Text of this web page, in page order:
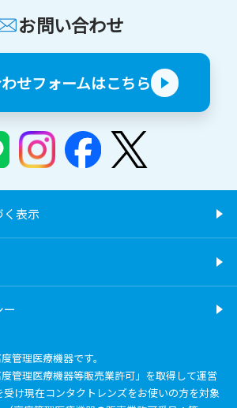
お問い合わせ
せフォームはこちら
く表示
管理医療機器です。
管理医療機器等販売業許可」を取得して運営
け現在コンタクトレンズをお使いの方を対象